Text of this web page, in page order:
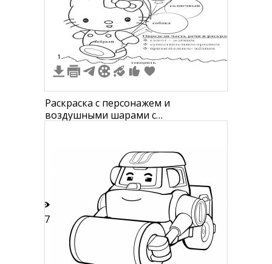
1
Раскраска с персонажем и
воздушными шарами с
77